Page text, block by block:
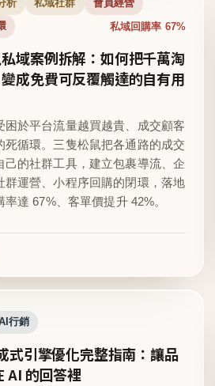
析 私域社群 會員經營
私域回購率 67%
域案例拆解：如何把千萬淘
成免費可反覆觸達的自有用
困於平台流量越買越貴、成交顧客
死循環。三隻松鼠把各通路的成交
己的社群工具，建立包裹導流、企
群運營、小程序回購的閉環，落地
達 67%、客單價提升 42%。
行銷
式引擎優化完整指南：讓品
AI 的回答裡